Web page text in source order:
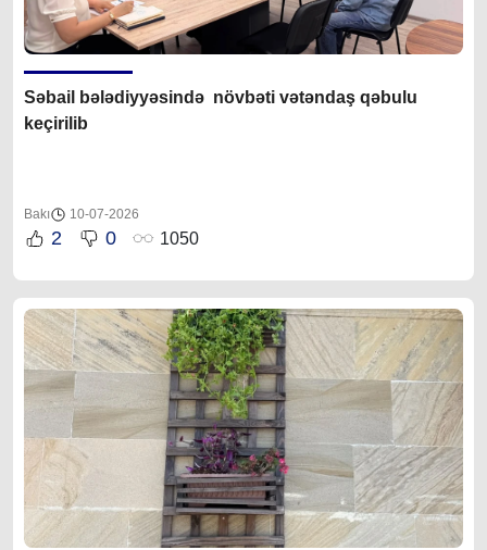
Səbail bələdiyyəsində növbəti vətəndaş qəbulu
keçirilib
Bakı 10-07-2026
2 0 1050